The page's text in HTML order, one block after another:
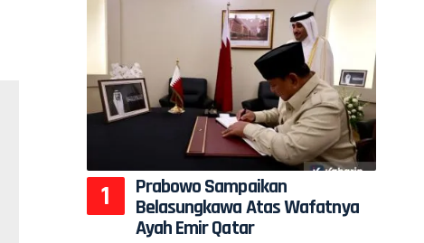
Prabowo Sampaikan
Belasungkawa Atas Wafatnya
Ayah Emir Qatar